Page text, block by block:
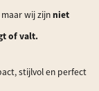
maar wij zijnniet
of valt.
stijlvol en perfect